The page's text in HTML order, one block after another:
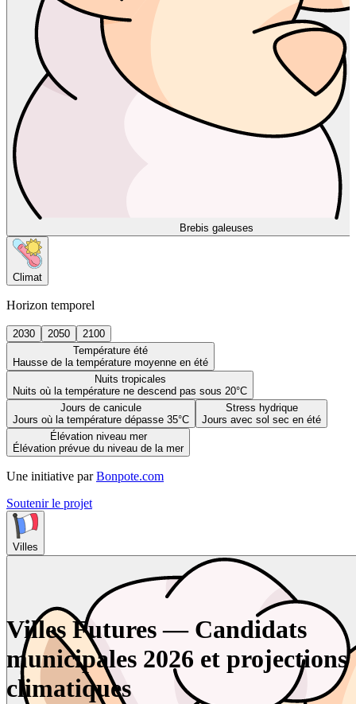
Brebis galeuses
Climat
Horizon temporel
2030 2050
2100
Température été
Hausse de la température moyenne en été
Nuits tropicales
Nuits où la température ne descend pas sous 20°C
Jours de canicule
Jours où la température dépasse 35°C
Stress hydrique
Jours avec sol sec en été
Élévation niveau mer
Élévation prévue du niveau de la mer
Une initiative par Bonpote.com
Soutenir le projet
Villes
Villes Futures — Candidats
municipales 2026 et projections
climatiques